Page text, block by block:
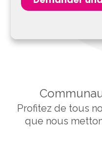
Profitez de tous
que nous